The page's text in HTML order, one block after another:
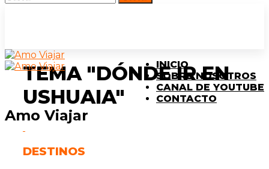
Amo Viajar
INICIO
SOBRE NOSOTROS
CANAL DE YOUTUBE
CONTACTO
TEMA "DÓNDE IR EN
USHUAIA"
DESTINOS